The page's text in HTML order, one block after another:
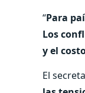
“Para
Los
y el
El